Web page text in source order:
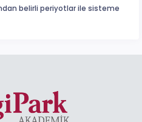
belirli periyotlar ile sisteme